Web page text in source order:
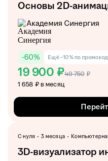
Основы 2D-
Академия Синергия
-60% Ещё −10% по
19 900 ₽49 750 ₽
1 658 ₽ в месяц
С нуля 3 месяца
3D-визуализатор